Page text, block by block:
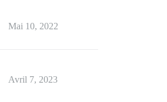
Mai 10, 2022
Avril 7, 2023